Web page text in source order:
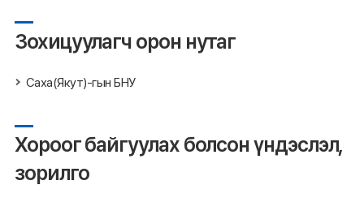
Зохицуулагч орон нутаг
Саха(Якут)-гын БНУ
Хороог байгуулах болсон үндэслэл,
зорилго